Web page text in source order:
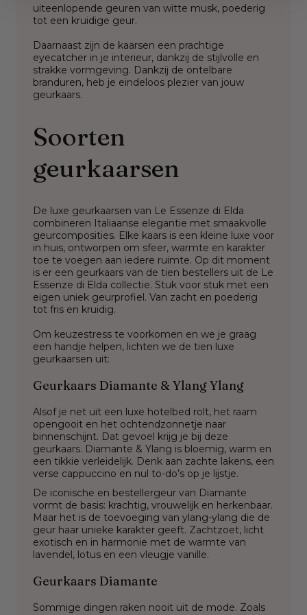
uiteenlopende geuren van witte musk, poederig
tot een kruidige geur.
Daarnaast zijn de kaarsen een prachtige
eyecatcher in je interieur, dankzij de stijlvolle en
strakke vormgeving. Dankzij de ontelbare
branduren, heb je eindeloos plezier van jouw
geurkaars.
Soorten
geurkaarsen
De luxe geurkaarsen van Le Essenze di Elda
combineren Italiaanse elegantie met smaakvolle
geurcomposities. Elke kaars is een kleine luxe voor
in huis, ontworpen om sfeer, warmte en karakter
toe te voegen aan iedere ruimte. Op dit moment
is er een geurkaars van de tien bestellers uit de Le
Essenze di Elda collectie. Stuk voor stuk met een
eigen uniek geurprofiel. Van zacht en poederig
tot fris en kruidig.
Om keuzestress te voorkomen en we je graag
een handje helpen, lichten we de tien luxe
geurkaarsen uit:
Geurkaars Diamante & Ylang Ylang
Alsof je net uit een luxe hotelbed rolt, het raam
opengooit en het ochtendzonnetje naar
binnenschijnt. Dat gevoel krijg je bij deze
geurkaars. Diamante & Ylang is bloemig, warm en
een tikkie verleidelijk. Denk aan zachte lakens, een
verse cappuccino en nul to-do’s op je lijstje.
De iconische en bestellergeur van Diamante
vormt de basis: krachtig, vrouwelijk en herkenbaar.
Maar het is de toevoeging van ylang-ylang die de
geur haar unieke karakter geeft. Zachtzoet, licht
exotisch en in harmonie met de warmte van
lavendel, lotus en een vleugje vanille.
Geurkaars Diamante
Sommige dingen raken nooit uit de mode. Zoals